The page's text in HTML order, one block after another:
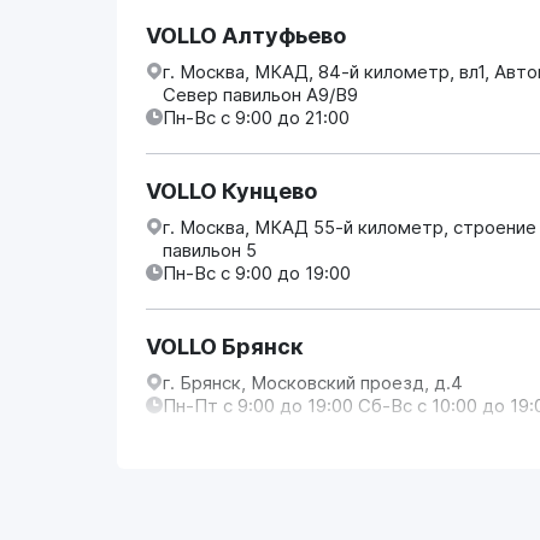
VOLLO Алтуфьево
г. Москва, МКАД, 84-й километр, вл1,
Север павильон А9/В9
Пн-Вс с 9:00 до 21:00
VOLLO Кунцево
г. Москва, МКАД 55-й километр, строение
павильон 5
Пн-Вс с 9:00 до 19:00
VOLLO Брянск
г. Брянск, Московский проезд, д.4
Пн-Пт с 9:00 до 19:00 Сб-Вс с 10:00 до